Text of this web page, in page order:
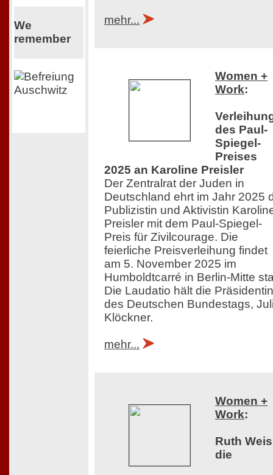
We
remember
mehr...
Women +
Work:
des Paul-
Spiegel-
Preises
2025 an Karoline Preisler
Der Zentralrat der Juden in
Deutschland ehrt im Jahr 2025
Publizistin und Aktivistin
Preisler mit dem Paul-Spiegel-
Preis für Zivilcourage. Die
feierliche Preisverleihung findet
am 5. November 2025 im
Humboldtcarré in Berlin-Mitte
Die Laudatio hält die Präsidentin
des Deutschen Bundestags,
Klöckner.
mehr...
Women +
Work:
Ruth
die